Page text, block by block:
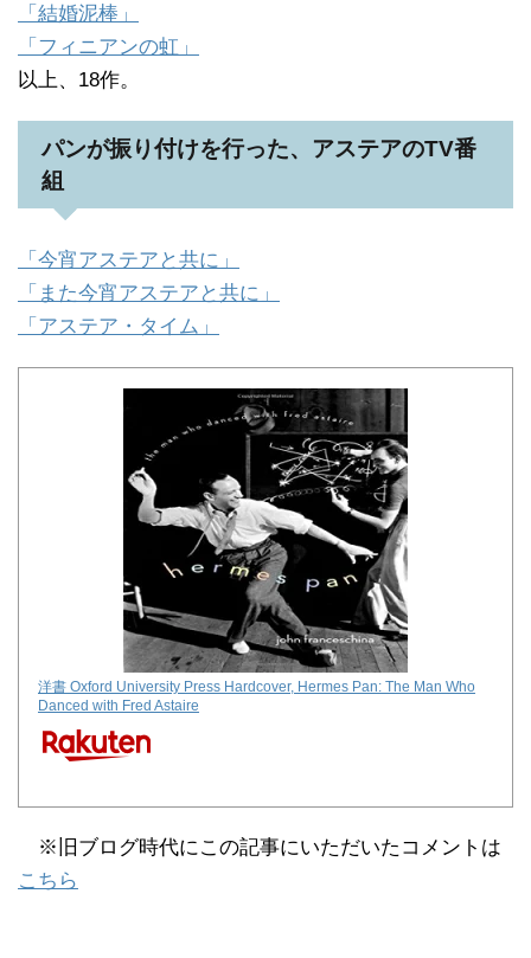
「結婚泥棒」
「フィニアンの虹」
以上、18作。
パンが振り付けを行った、アステアのTV番
組
「今宵アステアと共に」
「また今宵アステアと共に」
「アステア・タイム」
洋書 Oxford University Press Hardcover, Hermes Pan: The Man Who
Danced with Fred Astaire
※旧ブログ時代にこの記事にいただいたコメントは
こちら